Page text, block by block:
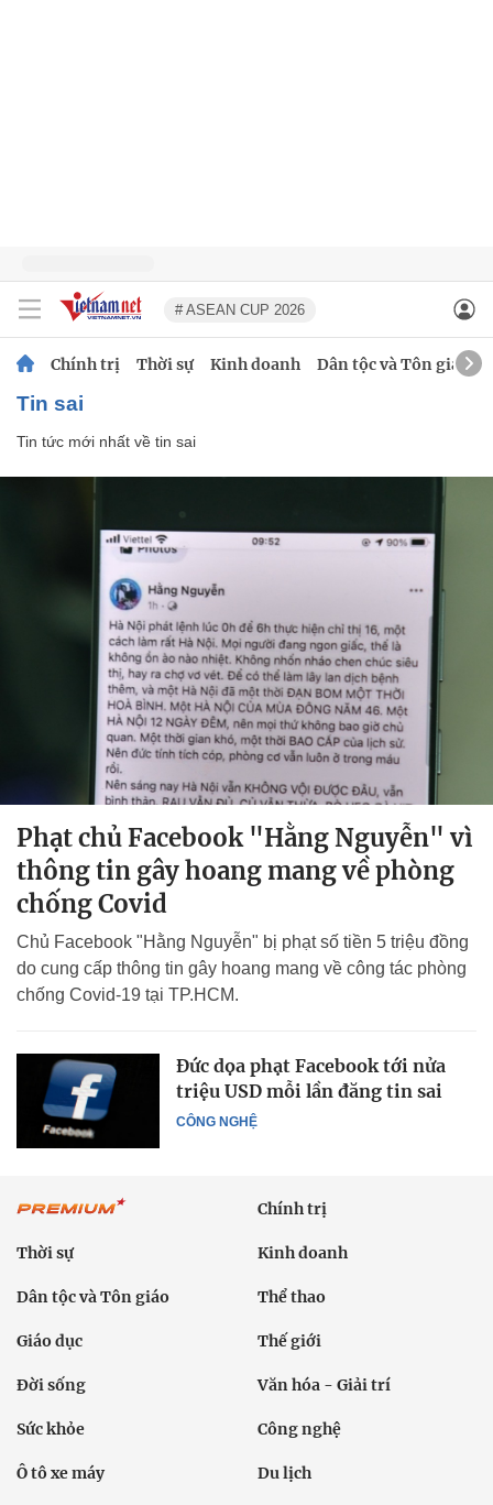
# ASEAN CUP 2026
Chính trị Thời sự Kinh doanh Dân tộc và Tôn giáo
tin sai
Tin tức mới nhất về tin sai
Phạt chủ Facebook "Hằng Nguyễn" vì
thông tin gây hoang mang về phòng
chống Covid
Chủ Facebook "Hằng Nguyễn" bị phạt số tiền 5 triệu đồng
do cung cấp thông tin gây hoang mang về công tác phòng
chống Covid-19 tại TP.HCM.
CÔNG NGHỆ
Đức dọa phạt Facebook tới nửa
triệu USD mỗi lần đăng tin sai
Chính trị
Thời sự Kinh doanh
Dân tộc và Tôn giáo Thể thao
Giáo dục Thế giới
Đời sống Văn hóa - Giải trí
Sức khỏe Công nghệ
Ô tô xe máy Du lịch